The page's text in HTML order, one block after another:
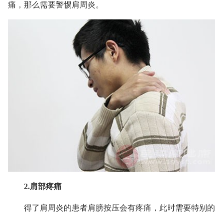
痛，那么需要警惕肩周炎。
2.肩部疼痛
得了肩周炎的患者肩膀按压会有疼痛，此时需要特别的